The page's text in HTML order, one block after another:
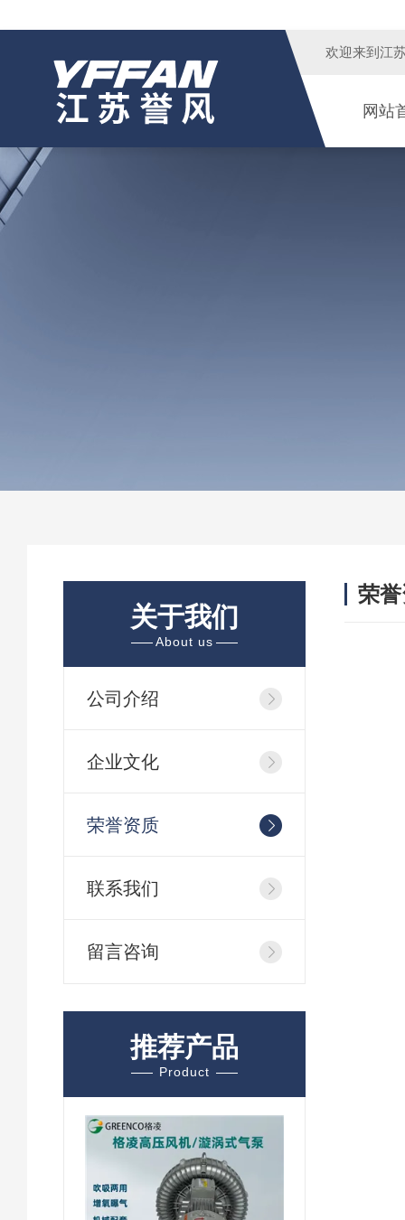
欢迎来到 江
网站
关于我们
About us
公司介绍
企业文化
荣誉资质
联系我们
留言咨询
推荐产品
Product
荣